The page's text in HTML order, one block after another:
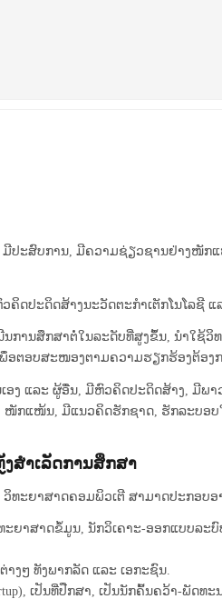
ປະສົບການ, ມີຄວາມຊ່ຽວຊານຢ່າງໜັກ
ດປະດິດສ້າງນະວັດຕະກໍາເຕັກໂນໂລຊີ
ນການສຶກສາຕໍ່ໃນລະດັບທີ່ສູງຂຶ້ນ, ນໍາໃຊ້ວິ
ອຕອບສະໜອງຕາມຄວາມຮຽກຮ້ອງຕ້ອງ
ງ ແລະ ຜູ້ອື່ນ, ມີຫົວຄິດປະດິດສ້າງ, ມີພາ
ໜັກແໜ້ນ, ມີແນວຄິດຮັກຊາດ, ຮັກລະບອ
ສໍາເລັດການສຶກສາ
າສາດຄອມພິວເຕີ ສາມາດປະກອບອາ
ຍາສາດຂໍ້ມູນ, ນັກວິເຄາະ-ອອກແບບລະບົ
າງໆ ທັງພາກລັດ ແລະ ເອກະຊົນ.
ເປັນທີ່ປືກສາ, ເປັນນັກຄົ້ນຄວ້າ-ພັດທ